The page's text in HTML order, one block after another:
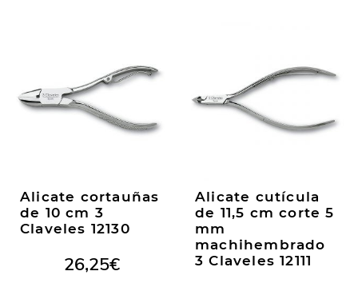
Alicate cortauñas
de 10 cm 3
Claveles 12130
26,25€
Alicate cutícula
de 11,5 cm corte 5
mm
machihembrado
3 Claveles 12111